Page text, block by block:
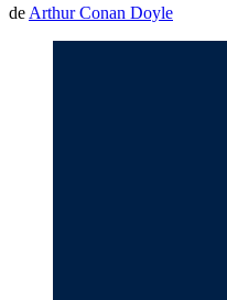
de Arthur Conan Doyle